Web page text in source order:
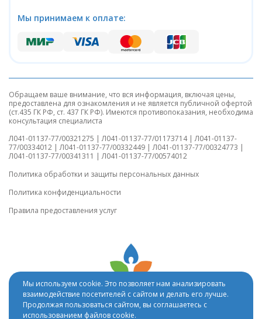
Мы принимаем к оплате:
© 2008-2025. Все права защищены. version
Обращаем ваше внимание, что вся информация, включая цены,
предоставлена для ознакомления и не является публичной офертой
(ст.435 ГК РФ, ст. 437 ГК РФ). Имеются противопоказания, необходима
консультация специалиста
Л041-01137-77/00321275 | Л041-01137-77/01173714 | Л041-01137-
77/00334012 | Л041-01137-77/00332449 | Л041-01137-77/00324773 |
Л041-01137-77/00341311 | Л041-01137-77/00574012
Политика обработки и защиты персональных данных
Политика конфиденциальности
Правила предоставления услуг
Мы используем cookie. Это позволяет нам анализировать
взаимодействие посетителей с сайтом и делать его лучше.
Продолжая пользоваться сайтом, вы соглашаетесь с
использованием файлов cookie.